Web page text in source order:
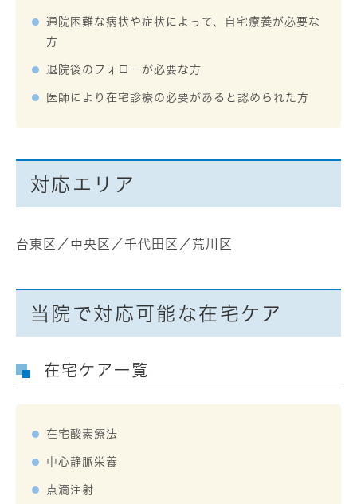
通院困難な病状や症状によって、自宅療養が必要な
方
退院後のフォローが必要な方
医師により在宅診療の必要があると認められた方
対応エリア
台東区／中央区／千代田区／荒川区
当院で対応可能な在宅ケア
在宅ケア一覧
在宅酸素療法
中心静脈栄養
点滴注射